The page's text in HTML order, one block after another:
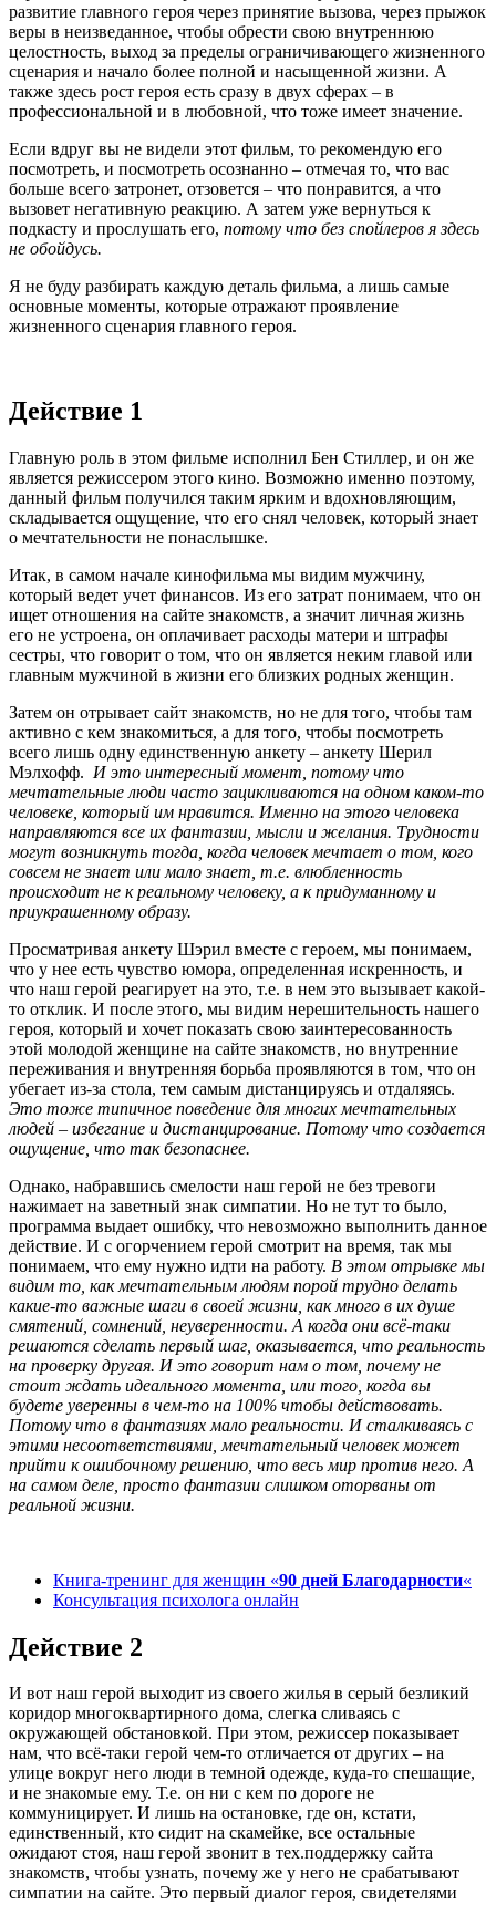
развитие главного героя через принятие вызова, через прыжок
веры в неизведанное, чтобы обрести свою внутреннюю
целостность, выход за пределы ограничивающего жизненного
сценария и начало более полной и насыщенной жизни. А
также здесь рост героя есть сразу в двух сферах – в
профессиональной и в любовной, что тоже имеет значение.
Если вдруг вы не видели этот фильм, то рекомендую его
посмотреть, и посмотреть осознанно – отмечая то, что вас
больше всего затронет, отзовется – что понравится, а что
вызовет негативную реакцию. А затем уже вернуться к
подкасту и прослушать его, потому что без спойлеров я здесь
не обойдусь.
Я не буду разбирать каждую деталь фильма, а лишь самые
основные моменты, которые отражают проявление
жизненного сценария главного героя.
Действие 1
Главную роль в этом фильме исполнил Бен Стиллер, и он же
является режиссером этого кино. Возможно именно поэтому,
данный фильм получился таким ярким и вдохновляющим,
складывается ощущение, что его снял человек, который знает
о мечтательности не понаслышке.
Итак, в самом начале кинофильма мы видим мужчину,
который ведет учет финансов. Из его затрат понимаем, что он
ищет отношения на сайте знакомств, а значит личная жизнь
его не устроена, он оплачивает расходы матери и штрафы
сестры, что говорит о том, что он является неким главой или
главным мужчиной в жизни его близких родных женщин.
Затем он отрывает сайт знакомств, но не для того, чтобы там
активно с кем знакомиться, а для того, чтобы посмотреть
всего лишь одну единственную анкету – анкету Шерил
Мэлхофф. И это интересный момент, потому что
мечтательные люди часто зацикливаются на одном каком-то
человеке, который им нравится. Именно на этого человека
направляются все их фантазии, мысли и желания. Трудности
могут возникнуть тогда, когда человек мечтает о том, кого
совсем не знает или мало знает, т.е. влюбленность
происходит не к реальному человеку, а к придуманному и
приукрашенному образу.
Просматривая анкету Шэрил вместе с героем, мы понимаем,
что у нее есть чувство юмора, определенная искренность, и
что наш герой реагирует на это, т.е. в нем это вызывает какой-
то отклик. И после этого, мы видим нерешительность нашего
героя, который и хочет показать свою заинтересованность
этой молодой женщине на сайте знакомств, но внутренние
переживания и внутренняя борьба проявляются в том, что он
убегает из-за стола, тем самым дистанцируясь и отдаляясь.
Это тоже типичное поведение для многих мечтательных
людей – избегание и дистанцирование. Потому что создается
ощущение, что так безопаснее.
Однако, набравшись смелости наш герой не без тревоги
нажимает на заветный знак симпатии. Но не тут то было,
программа выдает ошибку, что невозможно выполнить данное
действие. И с огорчением герой смотрит на время, так мы
понимаем, что ему нужно идти на работу. В этом отрывке мы
видим то, как мечтательным людям порой трудно делать
какие-то важные шаги в своей жизни, как много в их душе
смятений, сомнений, неуверенности. А когда они всё-таки
решаются сделать первый шаг, оказывается, что реальность
на проверку другая. И это говорит нам о том, почему не
стоит ждать идеального момента, или того, когда вы
будете уверенны в чем-то на 100% чтобы действовать.
Потому что в фантазиях мало реальности. И сталкиваясь с
этими несоответствиями, мечтательный человек может
прийти к ошибочному решению, что весь мир против него. А
на самом деле, просто фантазии слишком оторваны от
реальной жизни.
Книга-тренинг для женщин «90 дней Благодарности«
Консультация психолога онлайн
Действие 2
И вот наш герой выходит из своего жилья в серый безликий
коридор многоквартирного дома, слегка сливаясь с
окружающей обстановкой. При этом, режиссер показывает
нам, что всё-таки герой чем-то отличается от других – на
улице вокруг него люди в темной одежде, куда-то спешащие,
и не знакомые ему. Т.е. он ни с кем по дороге не
коммуницирует. И лишь на остановке, где он, кстати,
единственный, кто сидит на скамейке, все остальные
ожидают стоя, наш герой звонит в тех.поддержку сайта
знакомств, чтобы узнать, почему же у него не срабатывают
симпатии на сайте. Это первый диалог героя, свидетелями